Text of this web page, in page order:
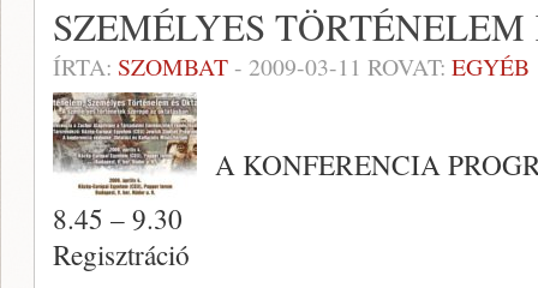
SZEMÉLYES
ÍRTA: SZOMBAT- 2009-03-11 ROVAT: EGYÉB
A KONFERENCIA
8.45 – 9.30
Regisztráció